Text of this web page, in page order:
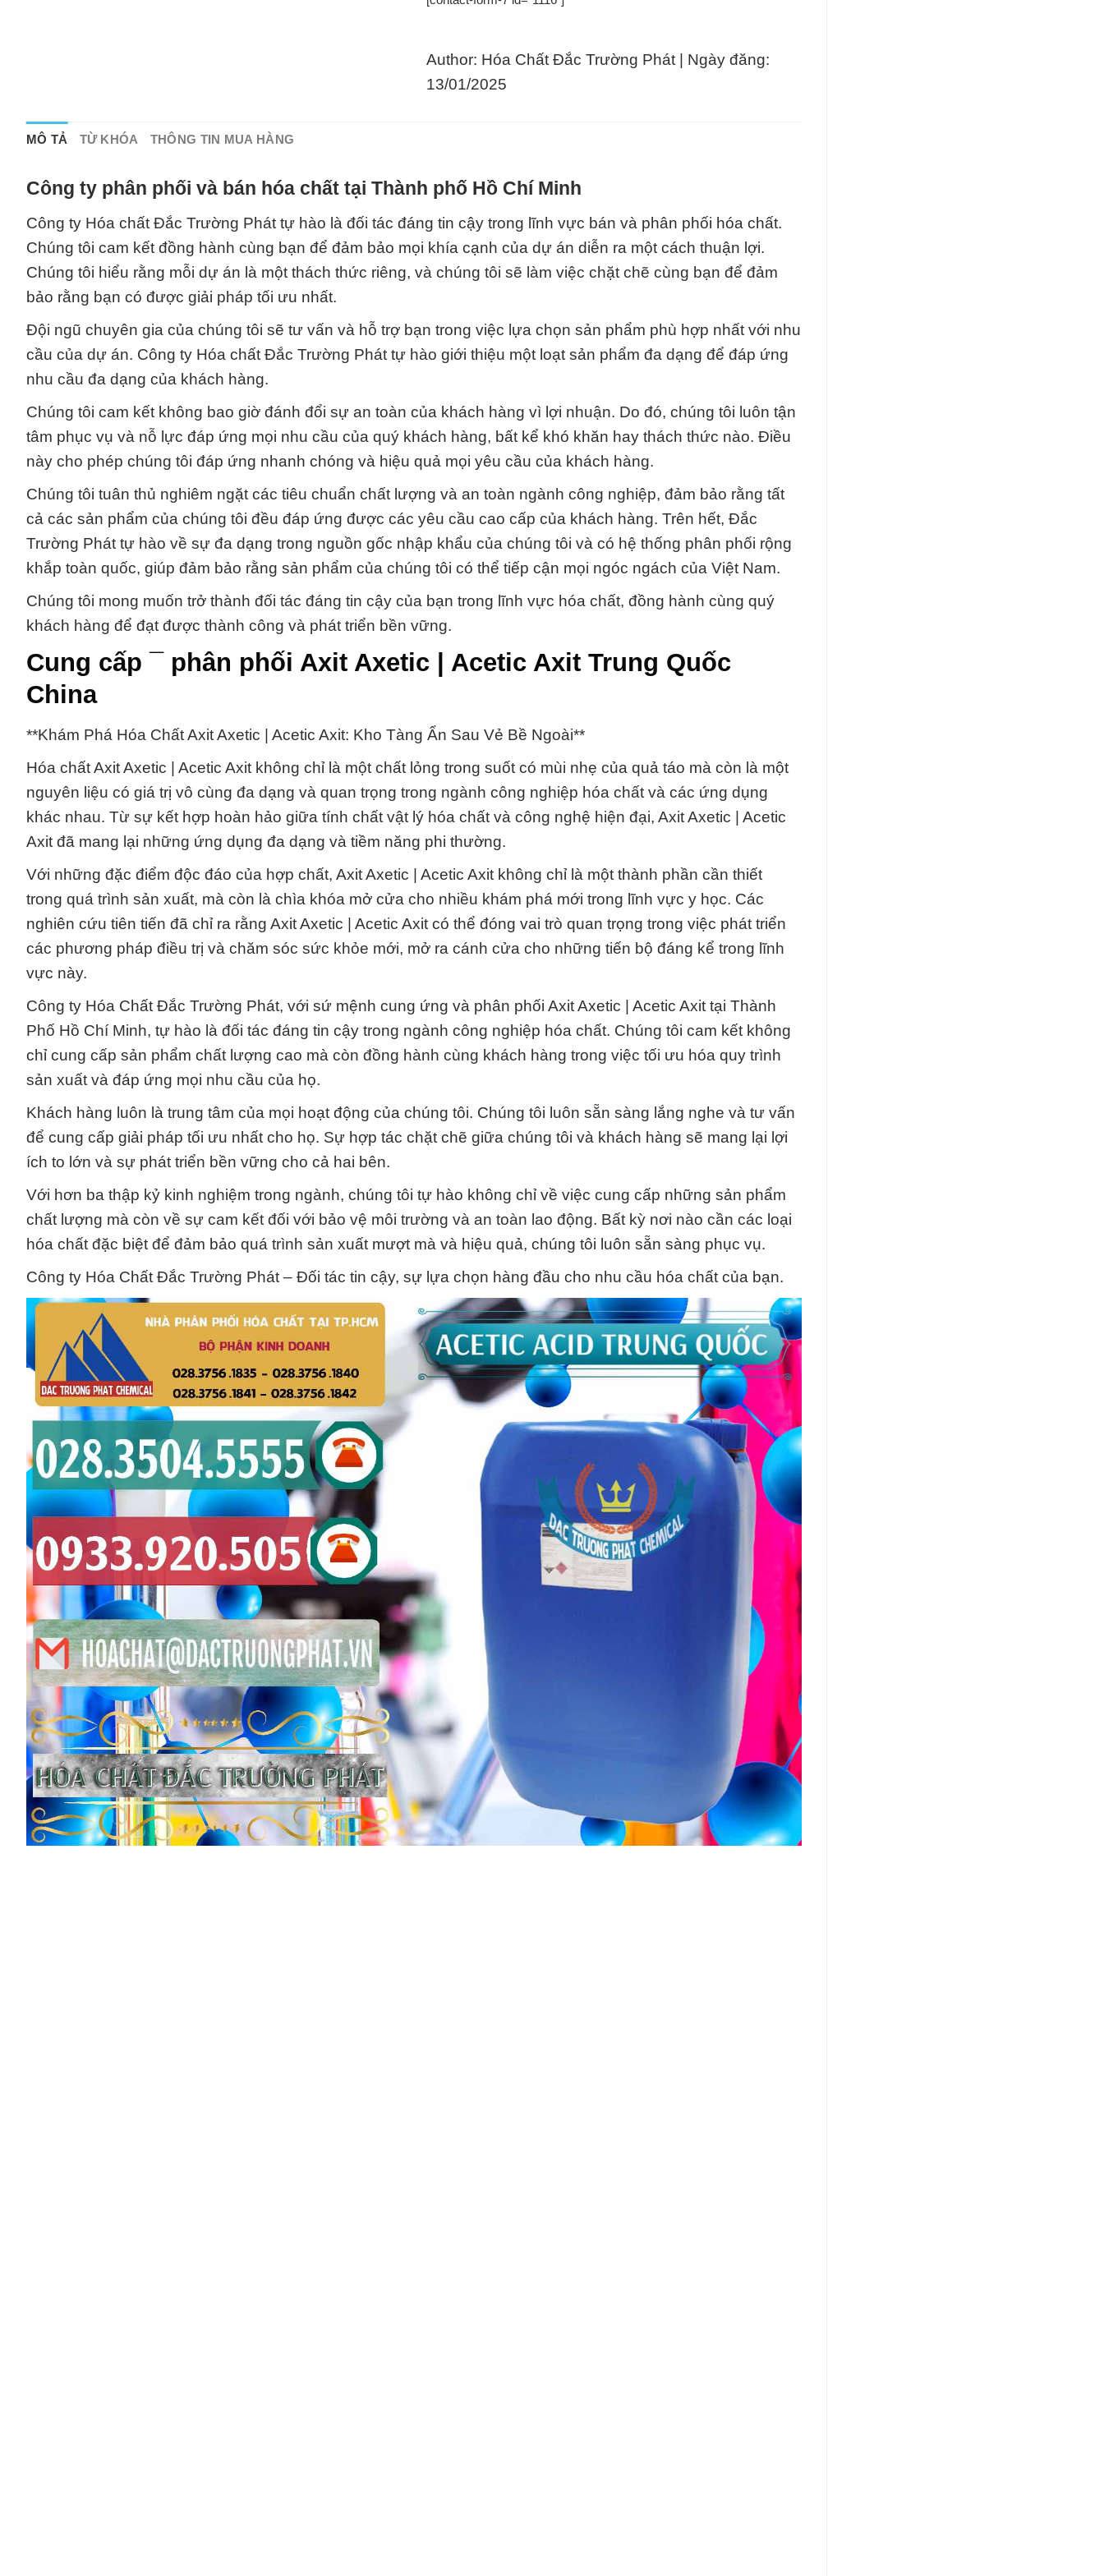
Author: Hóa Chất Đắc Trường Phát | Ngày đăng:
13/01/2025
MÔ TẢ TỪ KHÓA THÔNG TIN MUA HÀNG
Công ty phân phối và bán hóa chất tại Thành phố Hồ Chí Minh
Công ty Hóa chất Đắc Trường Phát tự hào là đối tác đáng tin cậy trong lĩnh vực bán và phân phối hóa chất.
Chúng tôi cam kết đồng hành cùng bạn để đảm bảo mọi khía cạnh của dự án diễn ra một cách thuận lợi.
Chúng tôi hiểu rằng mỗi dự án là một thách thức riêng, và chúng tôi sẽ làm việc chặt chẽ cùng bạn để đảm
bảo rằng bạn có được giải pháp tối ưu nhất.
Đội ngũ chuyên gia của chúng tôi sẽ tư vấn và hỗ trợ bạn trong việc lựa chọn sản phẩm phù hợp nhất với nhu
cầu của dự án. Công ty Hóa chất Đắc Trường Phát tự hào giới thiệu một loạt sản phẩm đa dạng để đáp ứng
nhu cầu đa dạng của khách hàng.
Chúng tôi cam kết không bao giờ đánh đổi sự an toàn của khách hàng vì lợi nhuận. Do đó, chúng tôi luôn tận
tâm phục vụ và nỗ lực đáp ứng mọi nhu cầu của quý khách hàng, bất kể khó khăn hay thách thức nào. Điều
này cho phép chúng tôi đáp ứng nhanh chóng và hiệu quả mọi yêu cầu của khách hàng.
Chúng tôi tuân thủ nghiêm ngặt các tiêu chuẩn chất lượng và an toàn ngành công nghiệp, đảm bảo rằng tất
cả các sản phẩm của chúng tôi đều đáp ứng được các yêu cầu cao cấp của khách hàng. Trên hết, Đắc
Trường Phát tự hào về sự đa dạng trong nguồn gốc nhập khẩu của chúng tôi và có hệ thống phân phối rộng
khắp toàn quốc, giúp đảm bảo rằng sản phẩm của chúng tôi có thể tiếp cận mọi ngóc ngách của Việt Nam.
Chúng tôi mong muốn trở thành đối tác đáng tin cậy của bạn trong lĩnh vực hóa chất, đồng hành cùng quý
khách hàng để đạt được thành công và phát triển bền vững.
Cung cấp ¯ phân phối Axit Axetic | Acetic Axit Trung Quốc
China
**Khám Phá Hóa Chất Axit Axetic | Acetic Axit: Kho Tàng Ẩn Sau Vẻ Bề Ngoài**
Hóa chất Axit Axetic | Acetic Axit không chỉ là một chất lỏng trong suốt có mùi nhẹ của quả táo mà còn là một
nguyên liệu có giá trị vô cùng đa dạng và quan trọng trong ngành công nghiệp hóa chất và các ứng dụng
khác nhau. Từ sự kết hợp hoàn hảo giữa tính chất vật lý hóa chất và công nghệ hiện đại, Axit Axetic | Acetic
Axit đã mang lại những ứng dụng đa dạng và tiềm năng phi thường.
Với những đặc điểm độc đáo của hợp chất, Axit Axetic | Acetic Axit không chỉ là một thành phần cần thiết
trong quá trình sản xuất, mà còn là chìa khóa mở cửa cho nhiều khám phá mới trong lĩnh vực y học. Các
nghiên cứu tiên tiến đã chỉ ra rằng Axit Axetic | Acetic Axit có thể đóng vai trò quan trọng trong việc phát triển
các phương pháp điều trị và chăm sóc sức khỏe mới, mở ra cánh cửa cho những tiến bộ đáng kể trong lĩnh
vực này.
Công ty Hóa Chất Đắc Trường Phát, với sứ mệnh cung ứng và phân phối Axit Axetic | Acetic Axit tại Thành
Phố Hồ Chí Minh, tự hào là đối tác đáng tin cậy trong ngành công nghiệp hóa chất. Chúng tôi cam kết không
chỉ cung cấp sản phẩm chất lượng cao mà còn đồng hành cùng khách hàng trong việc tối ưu hóa quy trình
sản xuất và đáp ứng mọi nhu cầu của họ.
Khách hàng luôn là trung tâm của mọi hoạt động của chúng tôi. Chúng tôi luôn sẵn sàng lắng nghe và tư vấn
để cung cấp giải pháp tối ưu nhất cho họ. Sự hợp tác chặt chẽ giữa chúng tôi và khách hàng sẽ mang lại lợi
ích to lớn và sự phát triển bền vững cho cả hai bên.
Với hơn ba thập kỷ kinh nghiệm trong ngành, chúng tôi tự hào không chỉ về việc cung cấp những sản phẩm
chất lượng mà còn về sự cam kết đối với bảo vệ môi trường và an toàn lao động. Bất kỳ nơi nào cần các loại
hóa chất đặc biệt để đảm bảo quá trình sản xuất mượt mà và hiệu quả, chúng tôi luôn sẵn sàng phục vụ.
Công ty Hóa Chất Đắc Trường Phát – Đối tác tin cậy, sự lựa chọn hàng đầu cho nhu cầu hóa chất của bạn.